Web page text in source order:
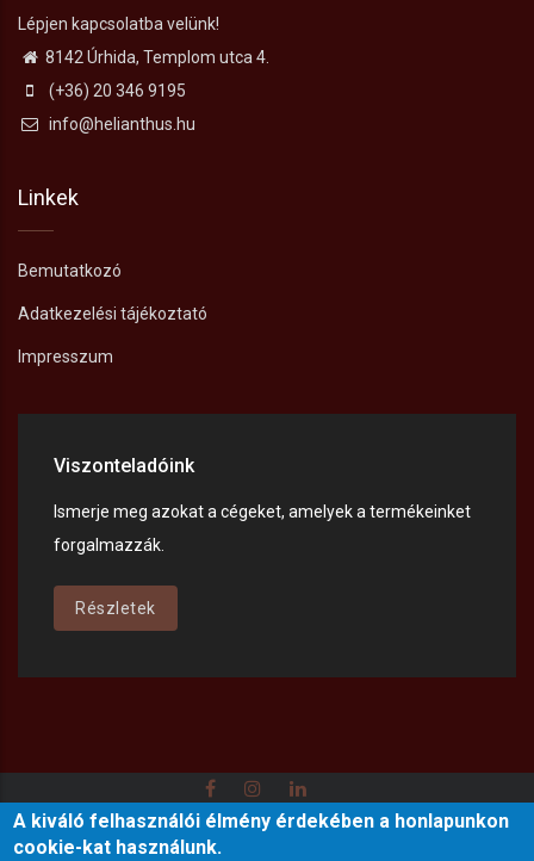
Lépjen kapcsolatba velünk!
8142 Úrhida, Templom utca 4.
(+36) 20 346 9195
info@helianthus.hu
Linkek
Bemutatkozó
Adatkezelési tájékoztató
Impresszum
Viszonteladóink
Ismerje meg azokat a cégeket, amelyek a termékeinket
forgalmazzák.
Részletek
Adatkezelési tájékoztató Impresszum Kapcsolat
A kiváló felhasználói élmény érdekében a honlapunkon
cookie-kat használunk.